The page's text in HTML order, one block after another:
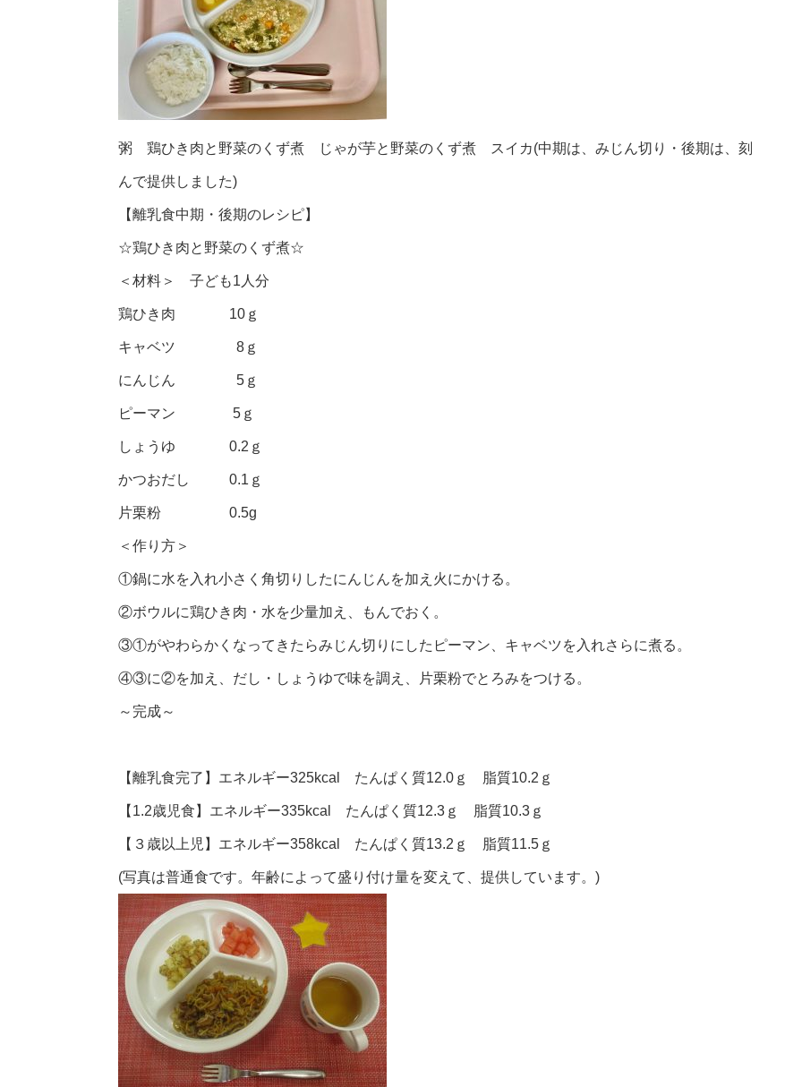
粥 鶏ひき肉と野菜のくず煮 じゃが芋と野菜のくず煮 スイカ(中期は、みじん切り・後期は、刻
んで提供しました)
【離乳食中期・後期のレシピ】
☆鶏ひき肉と野菜のくず煮☆
＜材料＞ 子ども1人分
鶏ひき肉 10ｇ
キャベツ 8ｇ
にんじん 5ｇ
ピーマン 5ｇ
しょうゆ 0.2ｇ
かつおだし 0.1ｇ
片栗粉 0.5g
＜作り方＞
①鍋に水を入れ小さく角切りしたにんじんを加え火にかける。
②ボウルに鶏ひき肉・水を少量加え、もんでおく。
③①がやわらかくなってきたらみじん切りにしたピーマン、キャベツを入れさらに煮る。
④③に②を加え、だし・しょうゆで味を調え、片栗粉でとろみをつける。
～完成～
【離乳食完了】エネルギー325kcal たんぱく質12.0ｇ 脂質10.2ｇ
【1.2歳児食】エネルギー335kcal たんぱく質12.3ｇ 脂質10.3ｇ
【３歳以上児】エネルギー358kcal たんぱく質13.2ｇ 脂質11.5ｇ
(写真は普通食です。年齢によって盛り付け量を変えて、提供しています。)